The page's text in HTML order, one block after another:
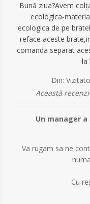
Bună ziua?Avem
ecologica-
ecologica de pe
reface aceste
comanda separat
la
Din:
Această
Un manager
Va rugam sa ne
Cu